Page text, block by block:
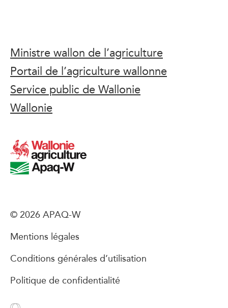
Ministre wallon de l’agriculture
Portail de l’agriculture wallonne
Service public de Wallonie
Wallonie
© 2026 APAQ-W
Mentions légales
Conditions générales d’utilisation
Politique de confidentialité